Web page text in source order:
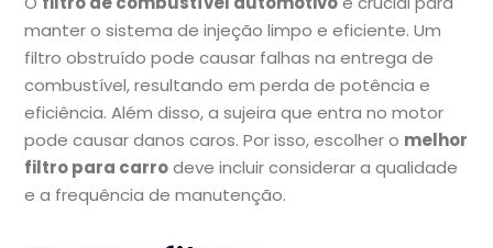
manter o sistema de injeção limpo e eficiente. Um
filtro obstruído pode causar falhas na entrega de
combustível, resultando em perda de potência e
eficiência. Além disso, a sujeira que entra no motor
pode causar danos caros. Por isso, escolher o melhor
filtro para carrodeve incluir considerar a qualidade
e a frequência de manutenção.